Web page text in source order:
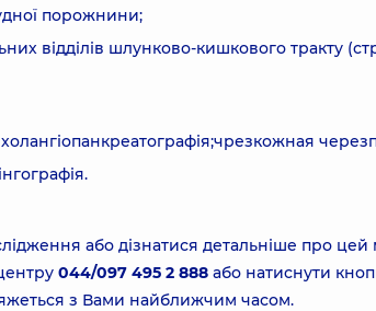
порожнини;
відділів шлунково-кишкового тракту
або дізнатися детальніше про
044/097 495 2 888 або натиснути
з Вами найближчим часом.